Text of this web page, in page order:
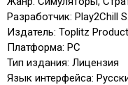
Разработчик: Play2Chill
Издатель: Toplitz
Платформа: PC
Тип издания: Лицензия
Язык интерфейса: